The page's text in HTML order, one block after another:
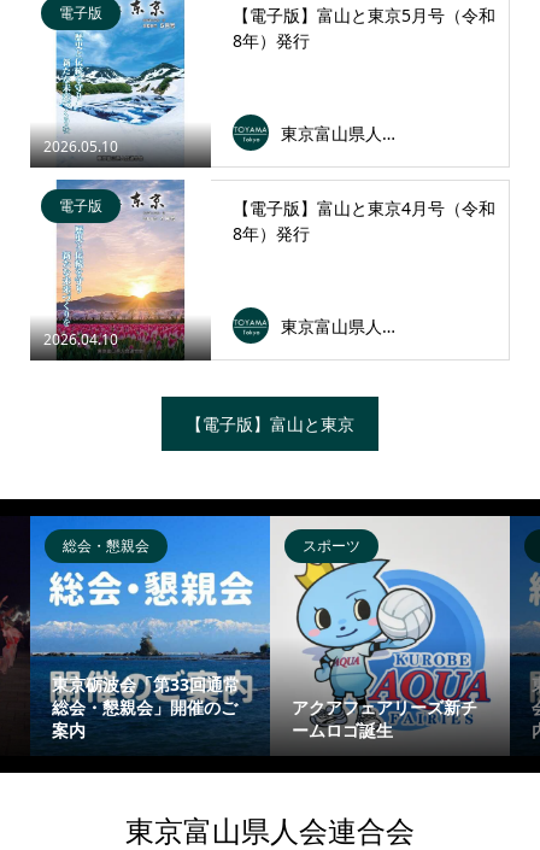
2026.05.10
電子版
【電子版】富山と東京5月号（令和
8年）発行
東京富山県人会連合会
2026.04.10
電子版
【電子版】富山と東京4月号（令和
8年）発行
東京富山県人会連合会
【電子版】富山と東京
総会・懇親会
東京砺波会「第33回通常
総会・懇親会」開催のご
案内
スポーツ
アクアフェアリーズ新チ
ームロゴ誕生
東京富山県人会連合会